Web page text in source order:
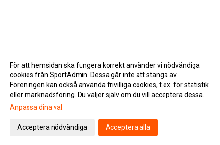
Gå till Webbversion
För att hemsidan ska fungera korrekt använder vi nödvändiga
cookies från SportAdmin. Dessa går inte att stänga av.
Föreningen kan också använda frivilliga cookies, t.ex. för statistik
eller marknadsföring. Du väljer själv om du vill acceptera dessa.
Anpassa dina val
Acceptera nödvändiga Acceptera alla